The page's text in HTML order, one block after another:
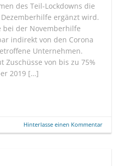
des Teil-Lockdowns die
ergänzt wird.
der Novemberhilfe
indirekt von den Corona
Unternehmen.
Zuschüsse von bis zu 75%
2019 […]
Hinterlasse einen Kommentar